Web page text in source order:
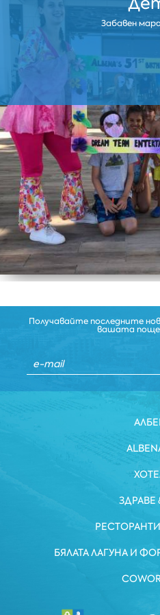
Забавен
Получавайте последните
вашата
ЗДРАВЕ
БЯЛАТА ЛАГУНА И